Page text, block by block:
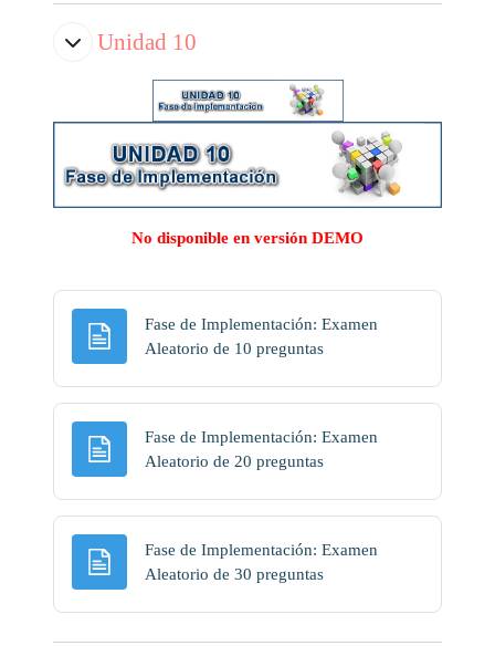
Unidad 10
No disponible en versión DEMO
Fase de Implementación: Examen
Aleatorio de 10 preguntasPágina
Fase de Implementación: Examen
Aleatorio de 20 preguntasPágina
Fase de Implementación: Examen
Aleatorio de 30 preguntasPágina